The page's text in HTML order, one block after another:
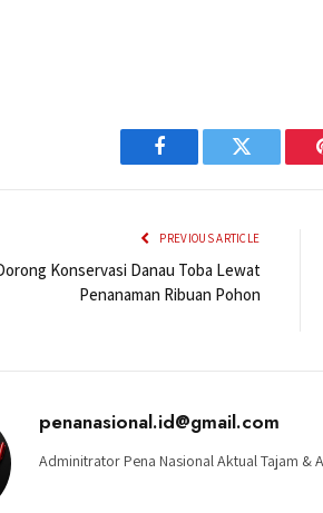
Facebook Twitter
PREVIOUS ARTICLE
Konservasi Danau Toba Lewat
Penanaman Ribuan Pohon
penanasional.id@gmail.com
Adminitrator Pena Nasional Aktual Tajam &